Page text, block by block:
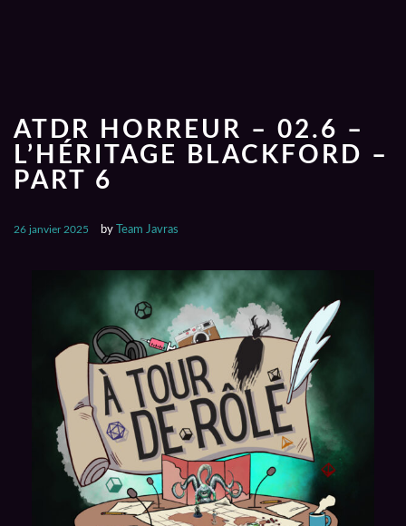
ATDR HORREUR – 02.6 –
L’HÉRITAGE BLACKFORD –
PART 6
26 janvier 2025 by Team Javras